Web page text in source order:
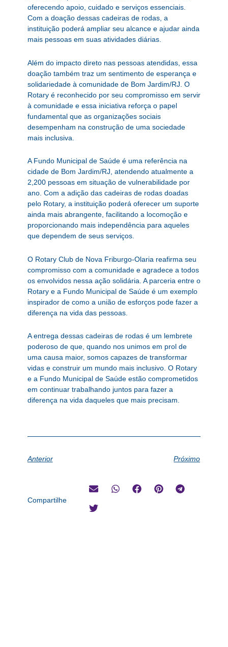
oferecendo apoio, cuidado e serviços essenciais.
Com a doação dessas cadeiras de rodas, a
instituição poderá ampliar seu alcance e ajudar ainda
mais pessoas em suas atividades diárias.
Além do impacto direto nas pessoas atendidas, essa
doação também traz um sentimento de esperança e
solidariedade à comunidade de Bom Jardim/RJ. O
Rotary é reconhecido por seu compromisso em servir
à comunidade e essa iniciativa reforça o papel
fundamental que as organizações sociais
desempenham na construção de uma sociedade
mais inclusiva.
A Fundo Municipal de Saúde é uma referência na
cidade de Bom Jardim/RJ, atendendo atualmente a
2,200 pessoas em situação de vulnerabilidade por
ano. Com a adição das cadeiras de rodas doadas
pelo Rotary, a instituição poderá oferecer um suporte
ainda mais abrangente, facilitando a locomoção e
proporcionando mais independência para aqueles
que dependem de seus serviços.
O Rotary Club de Nova Friburgo-Olaria reafirma seu
compromisso com a comunidade e agradece a todos
os envolvidos nessa ação solidária. A parceria entre o
Rotary e a Fundo Municipal de Saúde é um exemplo
inspirador de como a união de esforços pode fazer a
diferença na vida das pessoas.
A entrega dessas cadeiras de rodas é um lembrete
poderoso de que, quando nos unimos em prol de
uma causa maior, somos capazes de transformar
vidas e construir um mundo mais inclusivo. O Rotary
e a Fundo Municipal de Saúde estão comprometidos
em continuar trabalhando juntos para fazer a
diferença na vida daqueles que mais precisam.
Anterior Próximo
Compartilhe